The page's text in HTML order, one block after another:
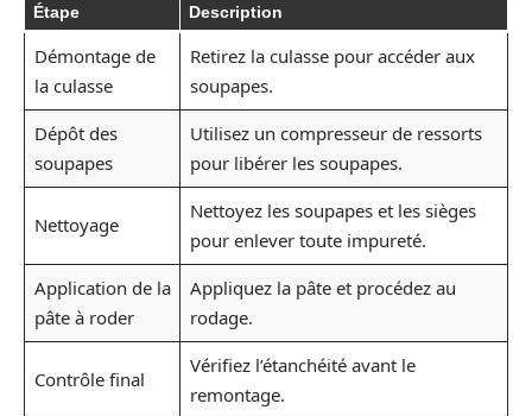
Étape Description
Démontage de
la culasse
Retirez la culasse pour accéder aux
soupapes.
Dépôt des
soupapes
Utilisez un compresseur de ressorts
pour libérer les soupapes.
Nettoyage
Nettoyez les soupapes et les sièges
pour enlever toute impureté.
Application de la
pâte à roder
Appliquez la pâte et procédez au
rodage.
Contrôle final
Vérifiez l’étanchéité avant le
remontage.